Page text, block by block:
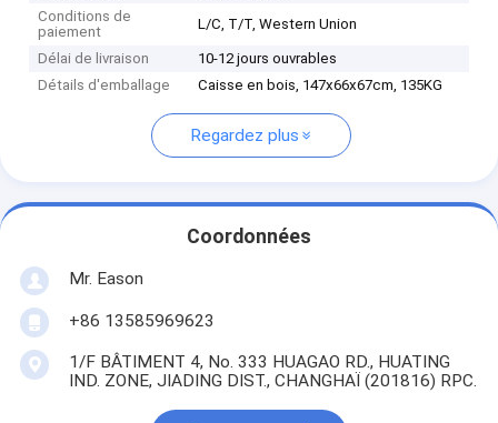
Conditions de
paiement
L/C, T/T, Western Union
Délai de livraison
10-12 jours ouvrables
Détails d'emballage
Caisse en bois, 147x66x67cm, 135KG
Regardez plus
Coordonnées
Mr. Eason
+86 13585969623
1/F BÂTIMENT 4, No. 333 HUAGAO RD., HUATING
IND. ZONE, JIADING DIST., CHANGHAÏ (201816) RPC.